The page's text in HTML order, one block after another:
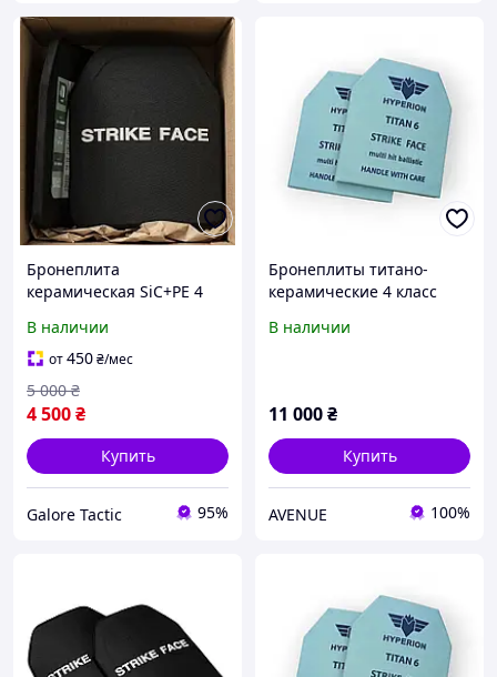
Бронеплита
керамическая SiC+PE 4
см 2 кг Бронеплиты 4
класс бронеиласти
В наличии
от450₴/мес
4 500₴
5 000 ₴
Купить
Galore Tactic 95%
Бронеплиты титано-
керамические 4 класс
(комплект 2 шт, 2,2 кг)
В наличии
11 000₴
Купить
AVENUE 100%